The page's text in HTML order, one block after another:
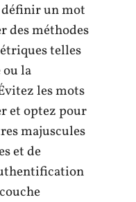
définir un mot
des méthodes
telles
la
les mots
et optez pour
majuscules
et de